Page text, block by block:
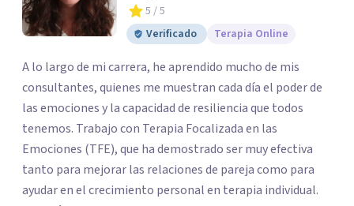
5 / 5
Verificado
Terapia Online
A lo largo de mi carrera, he aprendido mucho de mis
consultantes, quienes me muestran cada día el poder de
las emociones y la capacidad de resiliencia que todos
tenemos. Trabajo con Terapia Focalizada en las
Emociones (TFE), que ha demostrado ser muy efectiva
tanto para mejorar las relaciones de pareja como para
ayudar en el crecimiento personal en terapia individual.